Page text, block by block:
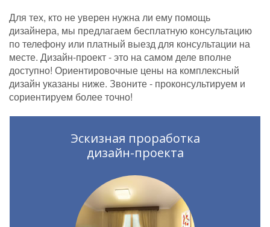
Для тех, кто не уверен нужна ли ему помощь
дизайнера, мы предлагаем бесплатную консультацию
по телефону или платный выезд для консультации на
месте. Дизайн-проект - это на самом деле вполне
доступно! Ориентировочные цены на комплексный
дизайн указаны ниже. Звоните - проконсультируем и
сориентируем более точно!
Эскизная проработка
дизайн-проекта